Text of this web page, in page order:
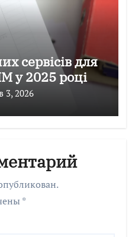
сервісів для
у 2025 році
3, 2026
*